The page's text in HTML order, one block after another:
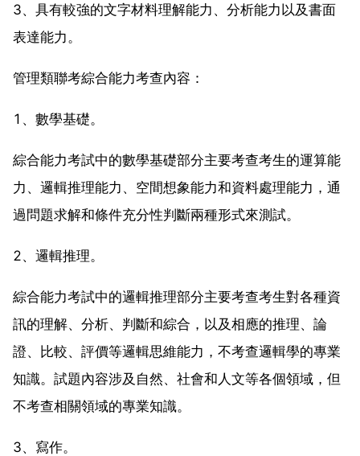
3、具有較強的文字材料理解能力、分析能力以及書面
表達能力。
管理類聯考綜合能力考查內容：
1、數學基礎。
綜合能力考試中的數學基礎部分主要考查考生的運算能
力、邏輯推理能力、空間想象能力和資料處理能力，通
過問題求解和條件充分性判斷兩種形式來測試。
2、邏輯推理。
綜合能力考試中的邏輯推理部分主要考查考生對各種資
訊的理解、分析、判斷和綜合，以及相應的推理、論
證、比較、評價等邏輯思維能力，不考查邏輯學的專業
知識。試題內容涉及自然、社會和人文等各個領域，但
不考查相關領域的專業知識。
3、寫作。